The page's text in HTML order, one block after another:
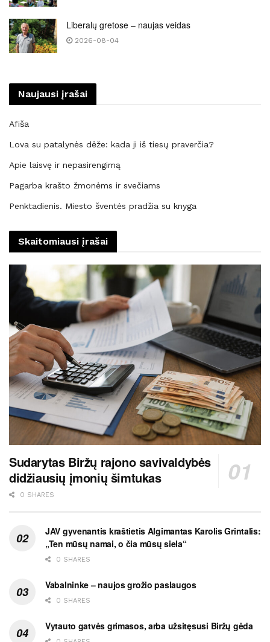
Liberalų gretose – naujas veidas
2026-08-04
Naujausi įrašai
Afiša
Lova su patalynės dėže: kada ji iš tiesų praverčia?
Apie laisvę ir nepasirengimą
Pagarba krašto žmonėms ir svečiams
Penktadienis. Miesto šventės pradžia su knyga
Skaitomiausi įrašai
Sudarytas Biržų rajono savivaldybės
didžiausių įmonių šimtukas
0 SHARES
JAV gyvenantis kraštietis Algimantas Karolis Grintalis:
„Ten mūsų namai, o čia mūsų siela“
0 SHARES
Vabalninke – naujos grožio paslaugos
0 SHARES
Vytauto gatvės grimasos, arba užsitęsusi Biržų gėda